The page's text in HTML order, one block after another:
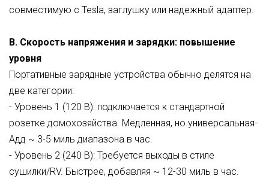
совместимую с Tesla, заглушку или надежный адаптер.
B. Скорость напряжения и зарядки: повышение
уровня
Портативные зарядные устройства обычно делятся на
две категории:
- Уровень 1 (120 В): подключается к стандартной
розетке домохозяйства. Медленная, но универсальная-
Адд ~ 3-5 миль диапазона в час.
- Уровень 2 (240 В): Требуется выходы в стиле
сушилки/RV. Быстрее, добавляя ~ 12-30 миль в час.